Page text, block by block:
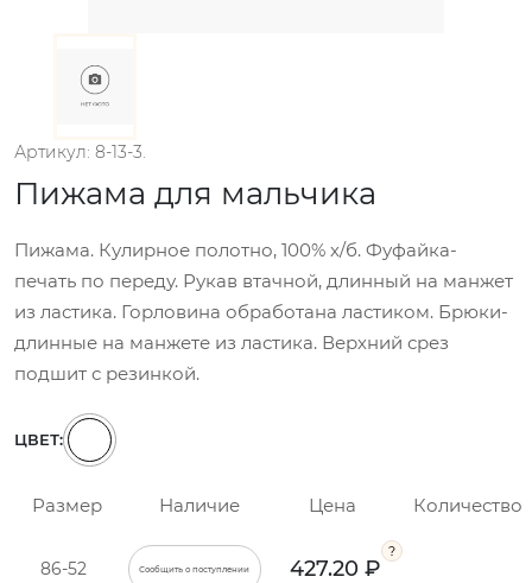
Артикул: 8-13-3.
Пижама для мальчика
Пижама. Кулирное полотно, 100% х/б. Фуфайка-
печать по переду. Рукав втачной, длинный на манжет
из ластика. Горловина обработана ластиком. Брюки-
длинные на манжете из ластика. Верхний срез
подшит с резинкой.
ЦВЕТ:
Размер Наличие Цена Количество
86-52 Сообщить о поступлении 427.20 ₽